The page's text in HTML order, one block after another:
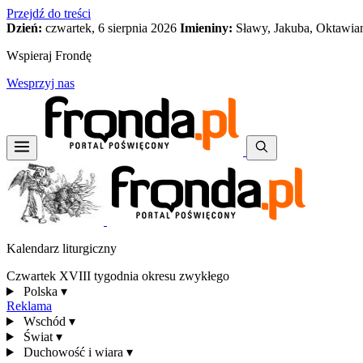
Przejdź do treści
Dzień: czwartek, 6 sierpnia 2026 Imieniny: Sławy, Jakuba,
Wspieraj Frondę
Wesprzyj nas
Kalendarz liturgiczny
Czwartek XVIII tygodnia okresu zwykłego
Polska ▾
Reklama
Wschód ▾
Świat ▾
Duchowość i wiara ▾